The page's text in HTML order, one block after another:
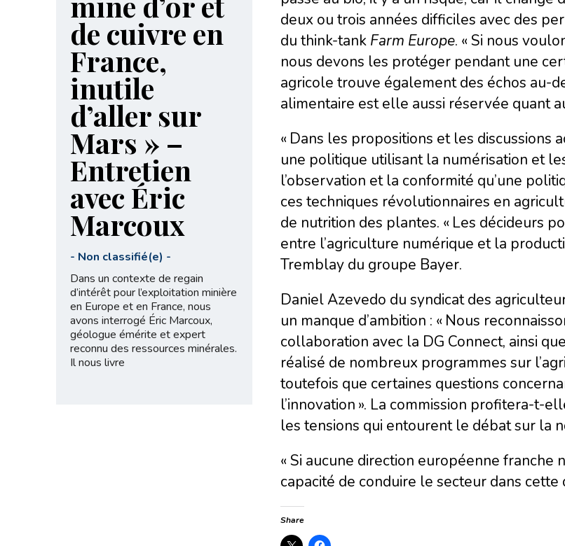
deux ou trois années difficiles avec des
du think-tank Farm Europe. « Si nous
nous devons les protéger pendant une
agricole trouve également des échos au-
alimentaire est elle aussi réservée quant
« Dans les propositions et les discussions
une politique utilisant la numérisation et
l’observation et la conformité qu’une
ces techniques révolutionnaires en
de nutrition des plantes. « Les décideurs
entre l’agriculture numérique et la
Tremblay du groupe Bayer.
Daniel Azevedo du syndicat des
un manque d’ambition : « Nous
collaboration avec la DG Connect, ainsi
réalisé de nombreux programmes sur
toutefois que certaines questions
l’innovation ». La commission profitera-t-
les tensions qui entourent le débat sur la
« Si aucune direction européenne franche
capacité de conduire le secteur dans
Share
de cuivre en
France,
inutile
d’aller sur
Mars » –
Entretien
avec Éric
Marcoux
- Non classifié(e) -
Dans un contexte de regain
d’intérêt pour l’exploitation minière
en Europe et en France, nous
avons interrogé Éric Marcoux,
géologue émérite et expert
reconnu des ressources minérales.
Il nous livre